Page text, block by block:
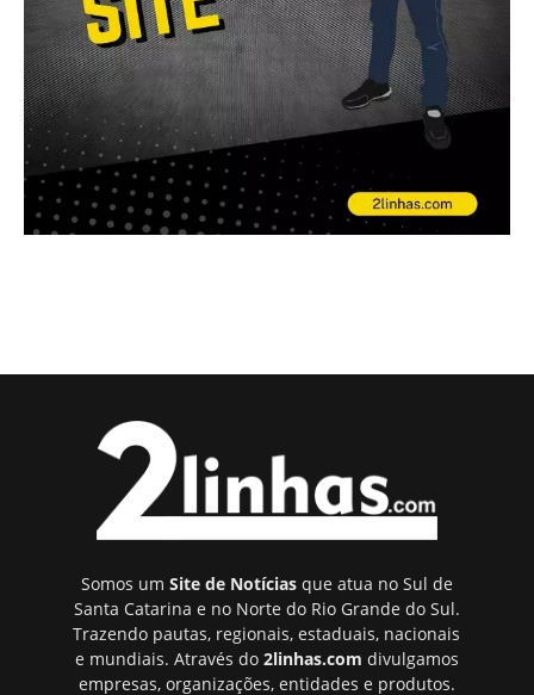
Somos um Site de Notíciasque atua no Sul de
Santa Catarina e no Norte do Rio Grande do Sul.
Trazendo pautas, regionais, estaduais, nacionais
e mundiais. Através do 2linhas.com divulgamos
empresas, organizações, entidades e produtos.